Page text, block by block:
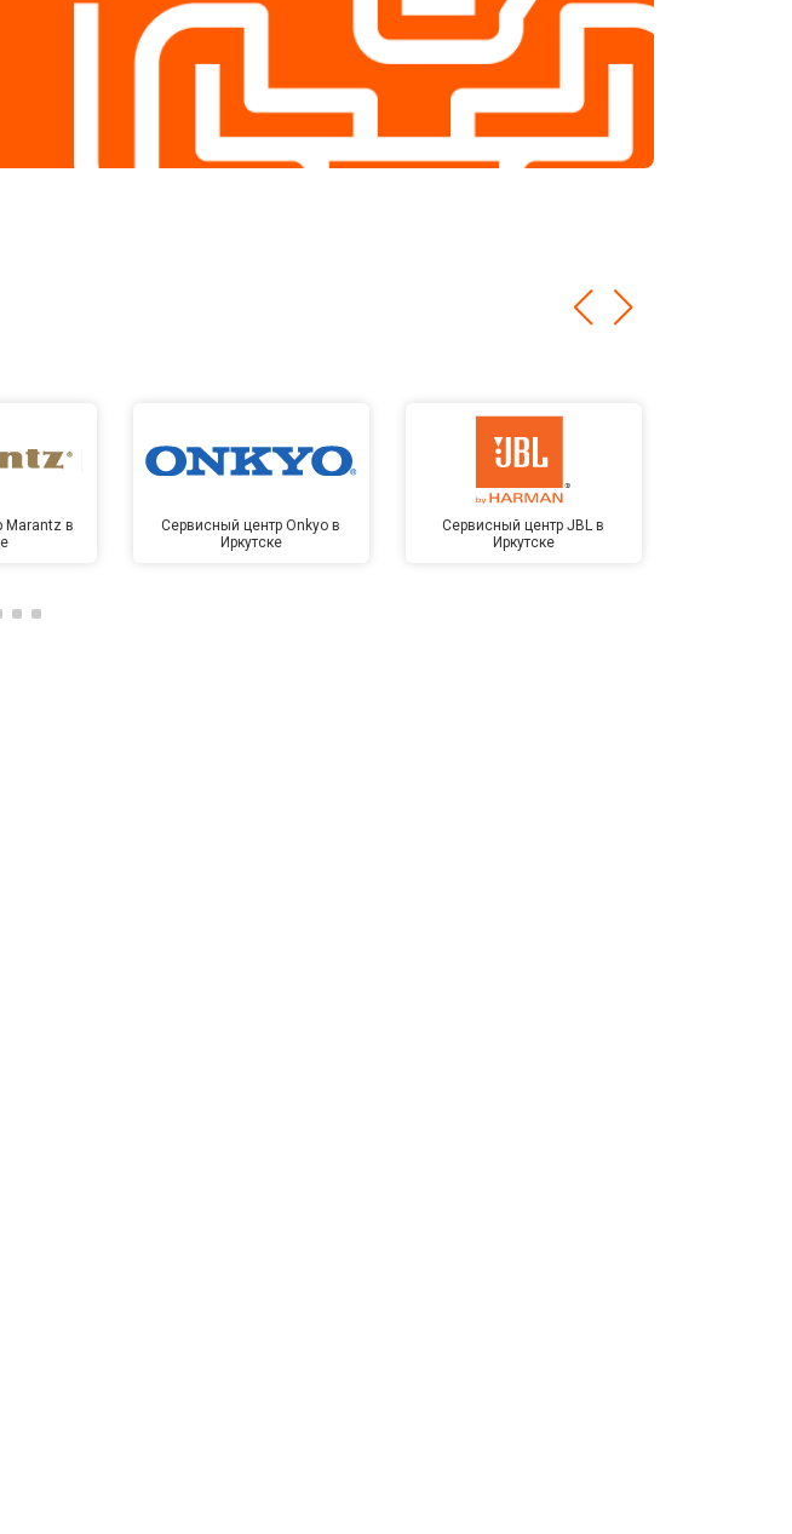
Marantz в
Сервисный центр Onkyo в
Иркутске
Сервисный центр JBL в
Иркутске